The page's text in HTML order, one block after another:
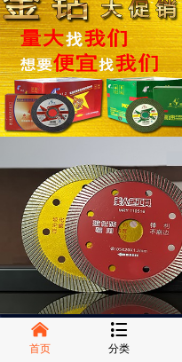
首页 分类